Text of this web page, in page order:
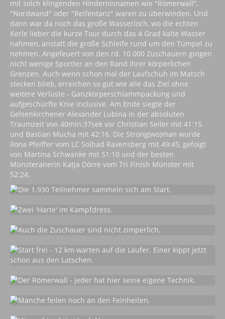
mit solch klingenden Hindernisnamen wie "Römerwall",
"Nordwand" oder "Reifentanz" waren zu überwinden. Und
dann war da noch das große Wasserloch, wo die echten
Kerle lieber die kurze Tour durch das 4 Grad kalte Wasser
nahmen, anstatt die große Schleife rund um den Tümpel zu
nehmen. Angefeuert von den rd. 10.000 Zuschauern gingen
nicht wenige Sportler an den Rand ihrer körperlichen
Grenzen. Auch wenn schon mal der Laufschuh im Matsch
stecken blieb, erreichen so gut wie alle das Ziel ohne
weitere Verluste - Ganzkörperschlammpackung und
aufgeschürfte Knie inclusive. Am Ende siegte der
Gelsenkirchener Alexander Lubina in der absoluten
Traumzeit von 40min:37sek vor Christian Seiler mit 41:15
und Bastian Mucha mit 42:16. Die Strong(wo)man wurde
Ilona Pfeiffer vom LC Solbad Ravensberg mit 49:45, gefolgt
von Martina Schwanke mit 51:10 und der besten
Münsteranerin Katja Dörre vom Tri Finish Münster mit
52:24.